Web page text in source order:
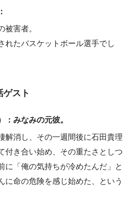
被害者。
れたバスケットボール選手でし
ゲスト
：みなみの元彼。
解消し、その一週間後に石田貴理
付き合い始め、その重たさとしつ
に「俺の気持ちが冷めたんだ」と
に命の危険を感じ始めた、という